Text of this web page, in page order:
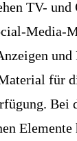
TV-
Media-
für
Bei